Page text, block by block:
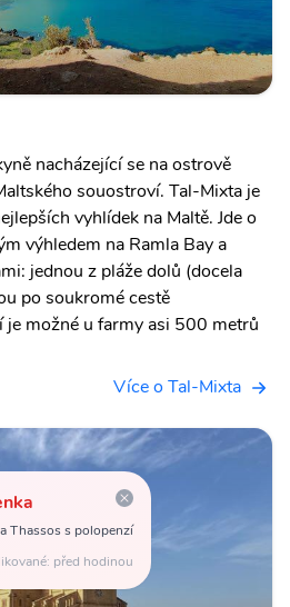
nacházející se na ostrově
souostroví. Tal-Mixta je
vyhlídek na Maltě. Jde o
výhledem na Ramla Bay a
jednou z pláže dolů (docela
po soukromé cestě
možné u farmy asi 500 metrů
Více o Tal-Mixta
Thassos s polopenzí
před hodinou